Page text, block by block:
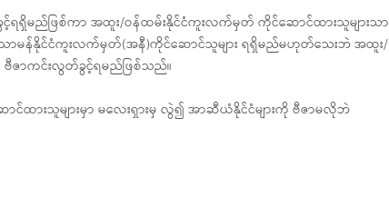
ရရှိမည်ဖြစ်ကာ အထူး/ဝန်ထမ်းနိုင်ငံကူးလက်မှတ် ကိုင်ဆောင်ထားသူများသာ
း သာမန်နိုင်ငံကူးလက်မှတ်(အနီ)ကိုင်ဆောင်သူများ ရရှိမည်မဟုတ်သေးဘဲ အထူး/
ဇာကင်းလွတ်ခွင့်ရမည်ဖြစ်သည်။
းသူများမှာ မလေးရှားမှ လွဲ၍ အာဆီယံနိုင်ငံများကို ဗီဇာမလိုဘဲ